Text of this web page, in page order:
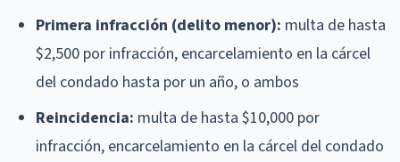
Primera infracción (delito menor): multa de hasta
$2,500 por infracción, encarcelamiento en la cárcel
del condado hasta por un año, o ambos
Reincidencia: multa de hasta $10,000 por
infracción, encarcelamiento en la cárcel del condado